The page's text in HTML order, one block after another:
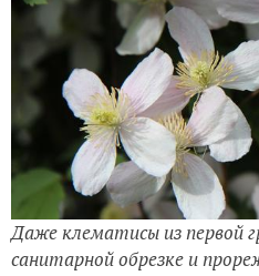
Даже клематисы из первой
санитарной обрезке и